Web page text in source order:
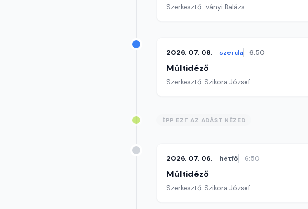
Szerkesztő: Iványi Balázs
2026. 07. 08. szerda 6:50
Múltidéző
Szerkesztő: Szikora József
ÉPP EZT AZ ADÁST NÉZED
2026. 07. 06. hétfő 6:50
Múltidéző
Szerkesztő: Szikora József